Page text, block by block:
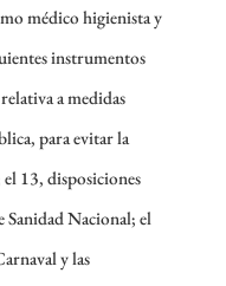
médico higienista y
instrumentos
a medidas
para evitar la
13, disposiciones
Sanidad Nacional; el
y las